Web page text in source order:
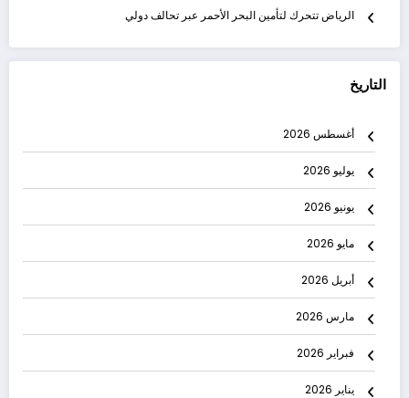
الرياض تتحرك لتأمين البحر الأحمر عبر تحالف دولي
التاريخ
أغسطس 2026
يوليو 2026
يونيو 2026
مايو 2026
أبريل 2026
مارس 2026
فبراير 2026
يناير 2026